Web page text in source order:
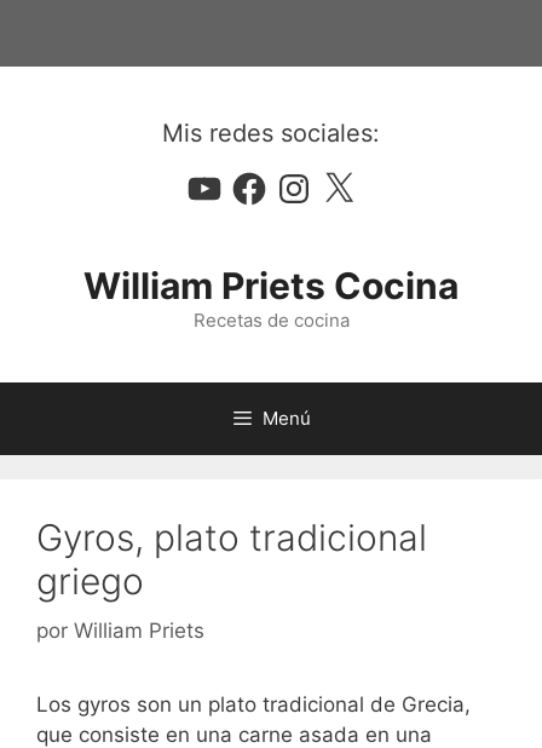
contenido
Mis redes sociales:
YouTubeFacebookInstagram
X
William Priets Cocina
Recetas de cocina
Menú
Gyros, plato tradicional
griego
por William Priets
Los gyros son un plato tradicional de Grecia,
que consiste en una carne asada en una